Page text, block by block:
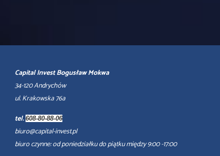
Capital Invest Bogusław Mokwa
34-120 Andrychów
ul. Krakowska 76a
tel. 608-80-88-06
biuro@capital-invest.pl
biuro czynne: od poniedziałku do piątku między 9:00 -17:00